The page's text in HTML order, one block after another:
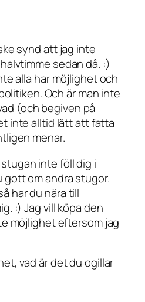
synd att jag inte
sedan då. :)
alla har möjlighet och
Och är man inte
(och begiven på
inte alltid lätt att fatta
menar.
inte föll dig i
gott om andra stugor.
har du nära till
:) Jag vill köpa den
möjlighet eftersom jag
vad är det du ogillar